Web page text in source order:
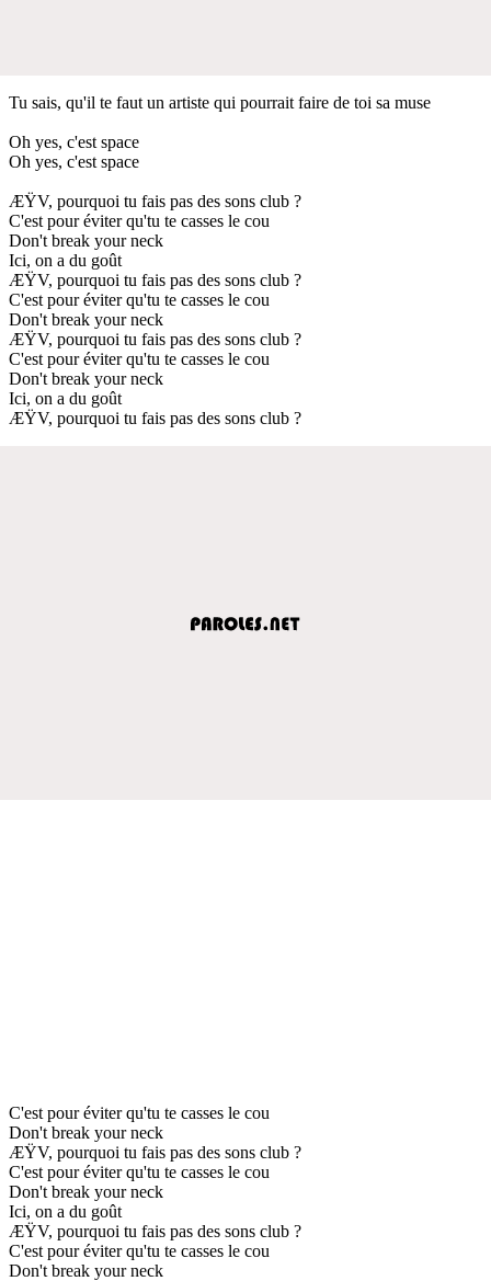
Tu sais, qu'il te faut un artiste qui pourrait faire de toi sa muse
Oh yes, c'est space
Oh yes, c'est space
ÆŸV, pourquoi tu fais pas des sons club ?
C'est pour éviter qu'tu te casses le cou
Don't break your neck
Ici, on a du goût
ÆŸV, pourquoi tu fais pas des sons club ?
C'est pour éviter qu'tu te casses le cou
Don't break your neck
ÆŸV, pourquoi tu fais pas des sons club ?
C'est pour éviter qu'tu te casses le cou
Don't break your neck
Ici, on a du goût
ÆŸV, pourquoi tu fais pas des sons club ?
C'est pour éviter qu'tu te casses le cou
Don't break your neck
ÆŸV, pourquoi tu fais pas des sons club ?
C'est pour éviter qu'tu te casses le cou
Don't break your neck
Ici, on a du goût
ÆŸV, pourquoi tu fais pas des sons club ?
C'est pour éviter qu'tu te casses le cou
Don't break your neck